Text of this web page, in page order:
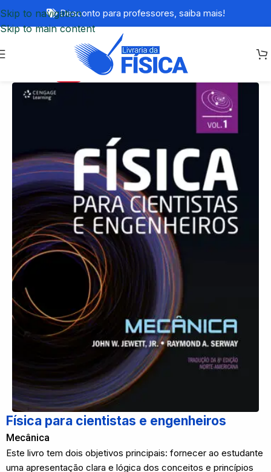
Skip to navigation
Skip to main content
Desconto para professores, saiba mais!
Física para cientistas e engenheiros
Mecânica
Este livro tem dois objetivos principais: fornecer ao estudante
uma apresentação clara e lógica dos conceitos e princípios